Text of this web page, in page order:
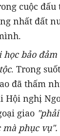
cuộc đấu
nhất đất
học bảo
. Trong
đã thấm
Hội nghị
giao
phục vụ".